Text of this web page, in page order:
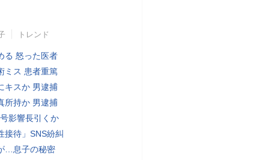
トレンド
る 怒った医者
ミス 患者重篤
キスか 男逮捕
所持か 男逮捕
影響長引くか
接待」SNS紛糾
…息子の秘密